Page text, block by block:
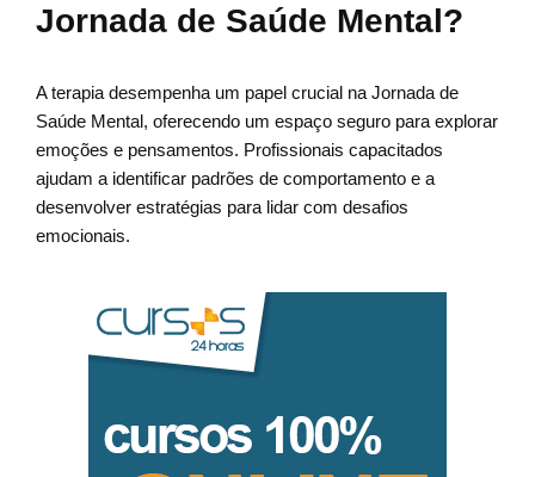
Jornada de Saúde Mental?
A terapia desempenha um papel crucial na Jornada de
Saúde Mental, oferecendo um espaço seguro para explorar
emoções e pensamentos. Profissionais capacitados
ajudam a identificar padrões de comportamento e a
desenvolver estratégias para lidar com desafios
emocionais.